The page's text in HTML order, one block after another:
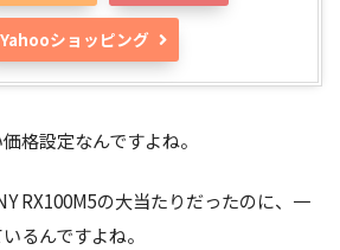
Yahooショッピング
格設定なんですよね。
RX100M5の大当たりだったのに、一
るんですよね。